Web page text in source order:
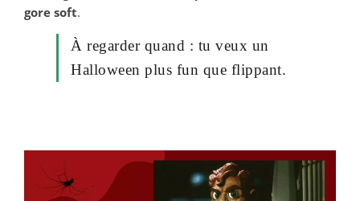
gore soft.
À regarder quand : tu veux un
Halloween plus fun que flippant.